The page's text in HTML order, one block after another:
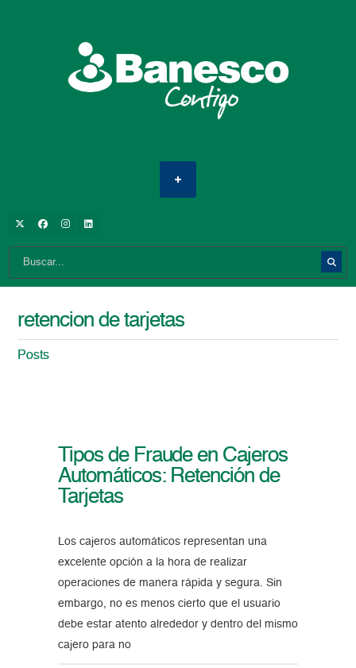
retencion de tarjetas
Posts
Tipos de Fraude en Cajeros
Automáticos: Retención de
Tarjetas
Los cajeros automáticos representan una
excelente opción a la hora de realizar
operaciones de manera rápida y segura. Sin
embargo, no es menos cierto que el usuario
debe estar atento alrededor y dentro del mismo
cajero para no